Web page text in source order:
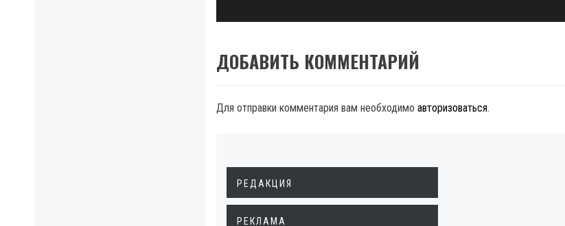
ДОБАВИТЬ КОММЕНТАРИЙ
Для отправки комментария вам необходимо авторизоваться.
РЕДАКЦИЯ
РЕКЛАМА